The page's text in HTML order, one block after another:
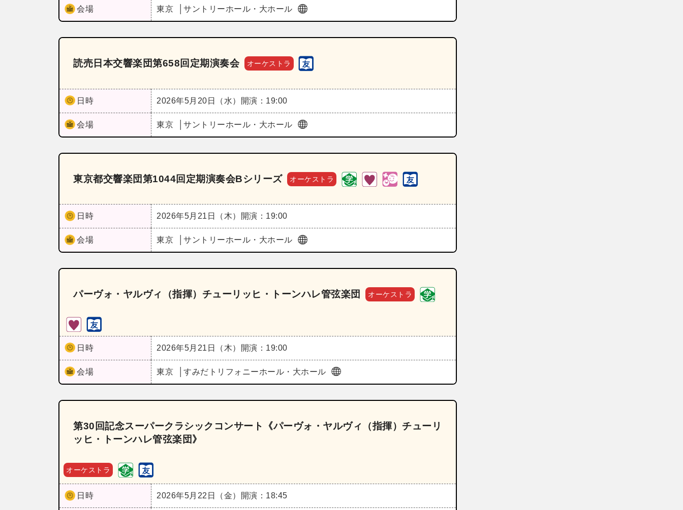
会場 東京 サントリーホール・大ホール
読売日本交響楽団第658回定期演奏会 オーケストラ
日時 2026年5月20日（水） 開演：19:00
会場 東京 サントリーホール・大ホール
東京都交響楽団第1044回定期演奏会Bシリーズ オーケストラ
日時 2026年5月21日（木） 開演：19:00
会場 東京 サントリーホール・大ホール
パーヴォ・ヤルヴィ（指揮）チューリッヒ・トーンハレ管弦楽団 オーケストラ
日時 2026年5月21日（木） 開演：19:00
会場 東京 すみだトリフォニーホール・大ホール
第30回記念スーパークラシックコンサート《パーヴォ・ヤルヴィ（指揮）チューリ
ッヒ・トーンハレ管弦楽団》
オーケストラ
日時 2026年5月22日（金） 開演：18:45